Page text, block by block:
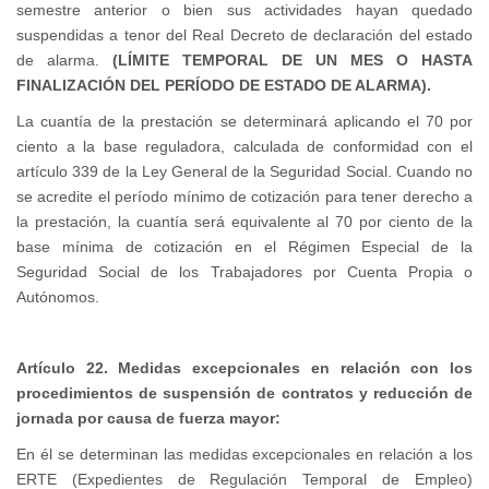
semestre anterior o bien sus actividades hayan quedado
suspendidas a tenor del Real Decreto de declaración del estado
de alarma. (LÍMITE TEMPORAL DE UN MES O HASTA
FINALIZACIÓN DEL PERÍODO DE ESTADO DE ALARMA).
La cuantía de la prestación se determinará aplicando el 70 por
ciento a la base reguladora, calculada de conformidad con el
artículo 339 de la Ley General de la Seguridad Social. Cuando no
se acredite el período mínimo de cotización para tener derecho a
la prestación, la cuantía será equivalente al 70 por ciento de la
base mínima de cotización en el Régimen Especial de la
Seguridad Social de los Trabajadores por Cuenta Propia o
Autónomos.
Artículo 22. Medidas excepcionales en relación con los
procedimientos de suspensión de contratos y reducción de
jornada por causa de fuerza mayor:
En él se determinan las medidas excepcionales en relación a los
ERTE (Expedientes de Regulación Temporal de Empleo)